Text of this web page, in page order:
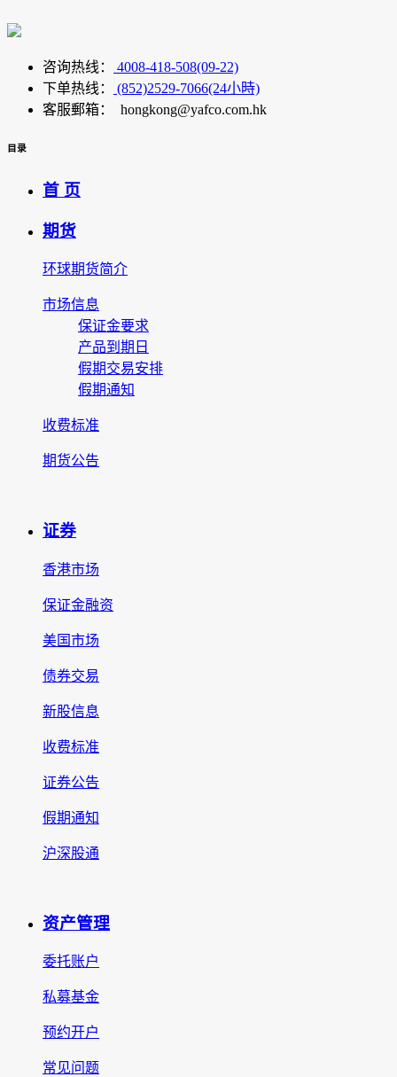
咨询热线：
4008-418-508(09-22)
下单热线：
(852)2529-7066(24小時)
客服郵箱： hongkong@yafco.com.hk
目录
首 页
期货
环球期货简介
市场信息
保证金要求
产品到期日
假期交易安排
假期通知
收费标准
期货公告
证券
香港市场
保证金融资
美国市场
债券交易
新股信息
收费标准
证券公告
假期通知
沪深股通
资产管理
委托账户
私募基金
预约开户
常见问题